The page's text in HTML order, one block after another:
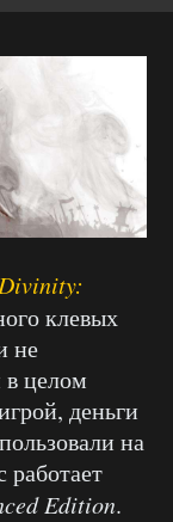
Divinity:
клевых
не
в целом
деньги
на
работает
Edition.